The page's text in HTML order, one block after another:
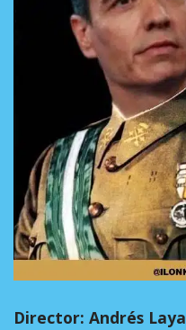
Director: Andrés Laya